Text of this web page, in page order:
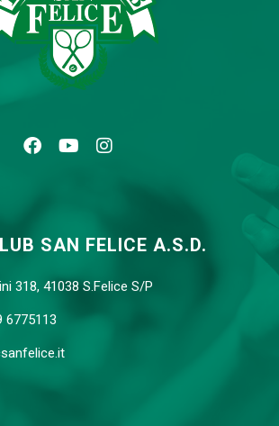
SAN FELICE A.S.D.
318, 41038 S.Felice S/P
6775113